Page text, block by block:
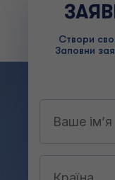
Створи
Заповни